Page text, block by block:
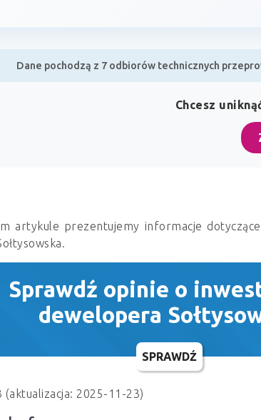
Dane pochodzą z 7 odbiorów technicznych
Chcesz
artykule prezentujemy informacje
Sprawdź opinie o
dewelopera
SPRAWDŹ
(aktualizacja: 2025-11-23)